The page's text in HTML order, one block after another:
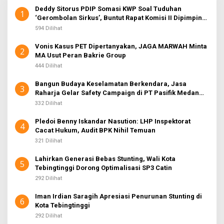
1
Deddy Sitorus PDIP Somasi KWP Soal Tuduhan
‘Gerombolan Sirkus’, Buntut Rapat Komisi II Dipimpin
Sufmi Dasco Ahmad
594 Dilihat
2
Vonis Kasus PET Dipertanyakan, JAGA MARWAH Minta
MA Usut Peran Bakrie Group
444 Dilihat
3
Bangun Budaya Keselamatan Berkendara, Jasa
Raharja Gelar Safety Campaign di PT Pasifik Medan
Industri
332 Dilihat
4
Pledoi Benny Iskandar Nasution: LHP Inspektorat
Cacat Hukum, Audit BPK Nihil Temuan
321 Dilihat
5
Lahirkan Generasi Bebas Stunting, Wali Kota
Tebingtinggi Dorong Optimalisasi SP3 Catin
292 Dilihat
6
Iman Irdian Saragih Apresiasi Penurunan Stunting di
Kota Tebingtinggi
292 Dilihat